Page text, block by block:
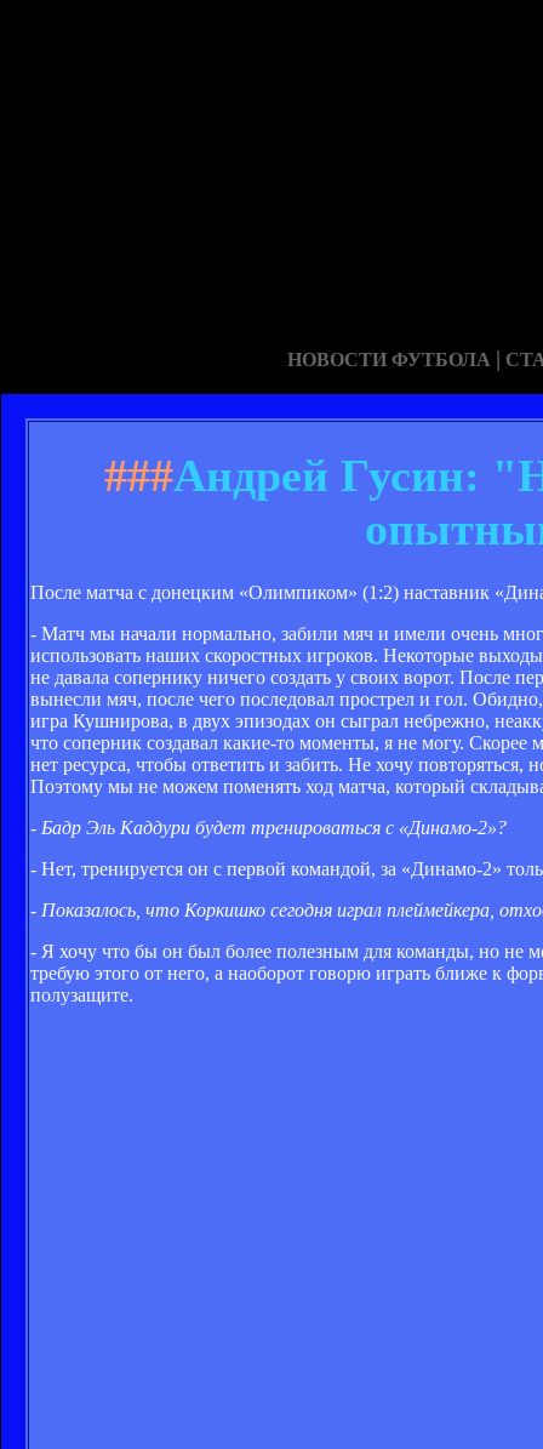
НОВОСТИ ФУТБОЛА |
###Андрей Гусин:
После матча с донецким «Олимпиком» (1:2) наставник
- Матч мы начали нормально, забили мяч и имели очень
использовать наших скоростных игроков. Некоторые
не давала сопернику ничего создать у своих ворот. После
вынесли мяч, после чего последовал прострел и гол.
игра Кушнирова, в двух эпизодах он сыграл небрежно,
что соперник создавал какие-то моменты, я не могу.
нет ресурса, чтобы ответить и забить. Не хочу
Поэтому мы не можем поменять ход матча, который
- Бадр Эль Каддури будет тренироваться с «Динамо-2»?
- Нет, тренируется он с первой командой, за «Динамо-2»
- Показалось, что Коркишко сегодня играл плеймейкера,
- Я хочу что бы он был более полезным для команды, но не
требую этого от него, а наоборот говорю играть ближе к
полузащите.